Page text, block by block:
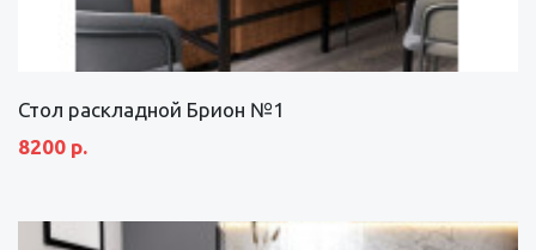
Стол раскладной Брион №1
8200 р.